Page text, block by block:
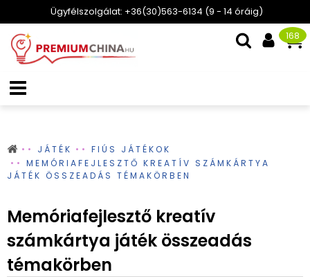
Ügyfélszolgálat: +36(30)563-6134 (9 - 14 óráig)
168
JÁTÉK
FIÚS JÁTÉKOK
MEMÓRIAFEJLESZTŐ KREATÍV SZÁMKÁRTYA
JÁTÉK ÖSSZEADÁS TÉMAKÖRBEN
Memóriafejlesztő kreatív
számkártya játék összeadás
témakörben